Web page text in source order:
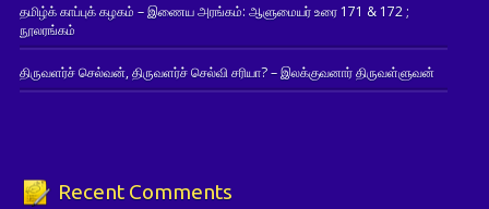
தமிழ்க் காப்புக் கழகம் – இணைய அரங்கம்: ஆளுமையர் உரை 171 & 172 ;
நூலரங்கம்
திருவளர்ச் செல்வன், திருவளர்ச் செல்வி சரியா? – இலக்குவனார் திருவள்ளுவன்
Recent Comments